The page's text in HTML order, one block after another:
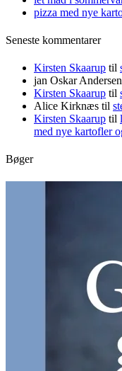
pizza med nye
Seneste kommentarer
Kirsten Skaarup til
jan Oskar Andersen
Kirsten Skaarup til
Alice Kirknæs til
Kirsten Skaarup til
med nye kartofler
Bøger